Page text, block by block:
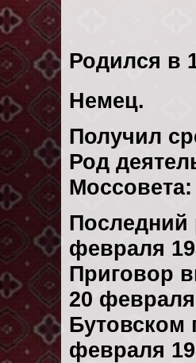
Родился в
Немец.
Получил
Род
Последний
февраля
Приговор
20
Бутовском
февраля